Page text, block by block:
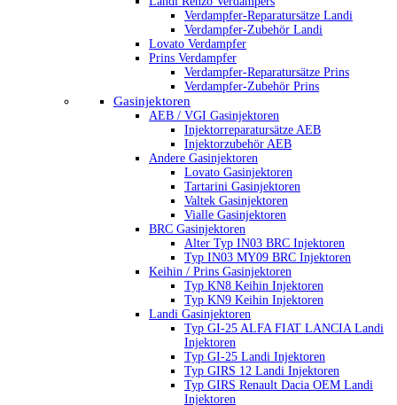
Verdampfer-Reparatursätze Landi
Verdampfer-Zubehör Landi
Lovato Verdampfer
Prins Verdampfer
Verdampfer-Reparatursätze Prins
Verdampfer-Zubehör Prins
Gasinjektoren
AEB / VGI Gasinjektoren
Injektorreparatursätze AEB
Injektorzubehör AEB
Andere Gasinjektoren
Lovato Gasinjektoren
Tartarini Gasinjektoren
Valtek Gasinjektoren
Vialle Gasinjektoren
BRC Gasinjektoren
Alter Typ IN03 BRC Injektoren
Typ IN03 MY09 BRC Injektoren
Keihin / Prins Gasinjektoren
Typ KN8 Keihin Injektoren
Typ KN9 Keihin Injektoren
Landi Gasinjektoren
Typ GI-25 ALFA FIAT LANCIA Landi
Injektoren
Typ GI-25 Landi Injektoren
Typ GIRS 12 Landi Injektoren
Typ GIRS Renault Dacia OEM Landi
Injektoren